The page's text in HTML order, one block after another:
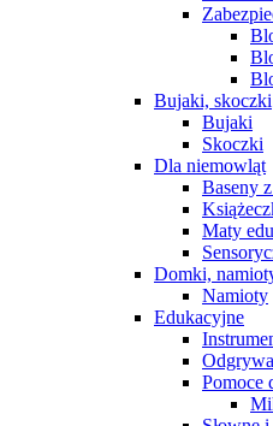
Bujaki, skoczki
Bujaki
Skoczki
Dla niemowląt
Baseny
Maty
Domki,
Namioty
Edukacyjne
Pomoce